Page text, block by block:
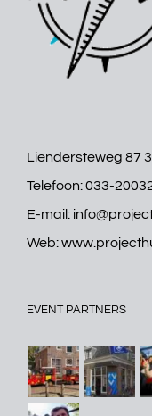
Liendersteweg 87
Telefoon:033-
E-mail:
Web:
EVENT PARTNERS